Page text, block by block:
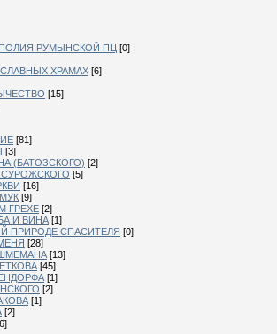
РУМЫНСКОЙ ПЦ [0]
ХРАМАХ [6]
[15]
[81]
[3]
(БАТОЗСКОГО) [2]
СУРОЖСКОГО [5]
[16]
[9]
ГРЕХЕ [2]
И ВИНА [1]
ПРИРОДЕ СПАСИТЕЛЯ [0]
[28]
[13]
[45]
[1]
[2]
[1]
[2]